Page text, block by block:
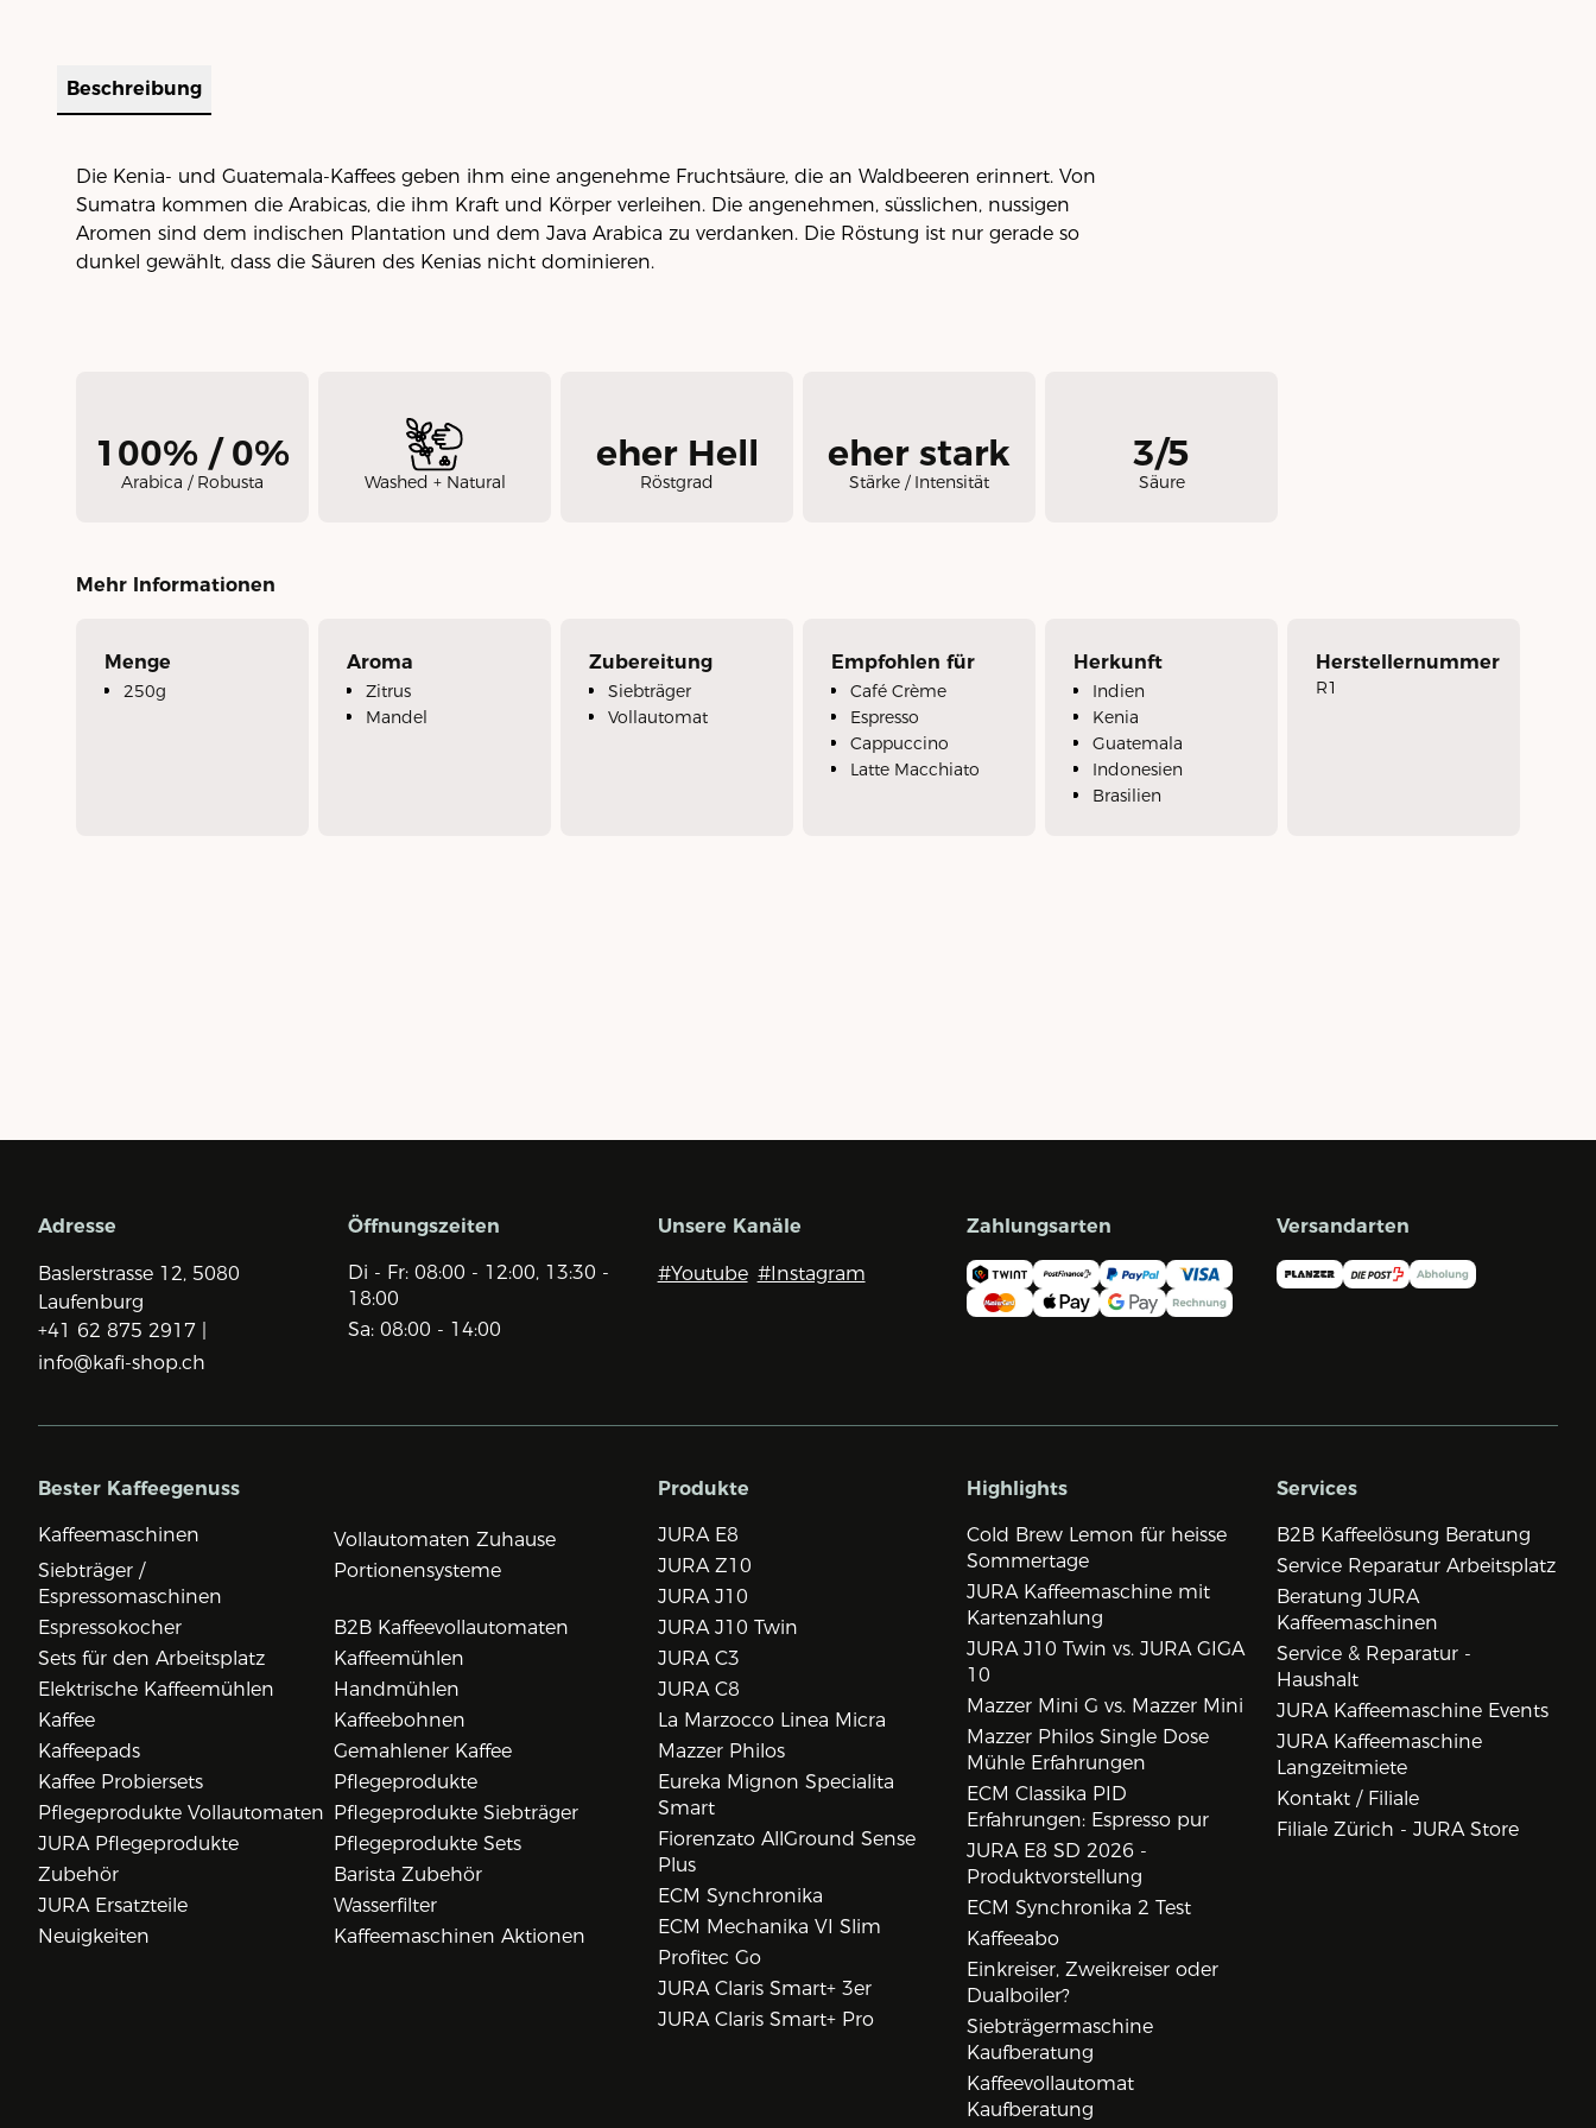
Beschreibung
Die Kenia- und Guatemala-Kaffees geben ihm eine angenehme Fruchtsäure, die an Waldbeeren erinnert. Von
Sumatra kommen die Arabicas, die ihm Kraft und Körper verleihen. Die angenehmen, süsslichen, nussigen
Aromen sind dem indischen Plantation und dem Java Arabica zu verdanken. Die Röstung ist nur gerade so
dunkel gewählt, dass die Säuren des Kenias nicht dominieren.
100% / 0%
Arabica / Robusta Washed + Natural
eher Hell
Röstgrad
eher stark
Stärke / Intensität
3/5
Säure
Mehr Informationen
Menge
250g
Aroma
Zitrus
Mandel
Zubereitung
Siebträger
Vollautomat
Empfohlen für
Café Crème
Espresso
Cappuccino
Latte Macchiato
Herkunft
Indien
Kenia
Guatemala
Indonesien
Brasilien
Herstellernummer
R1
Adresse
Baslerstrasse 12, 5080
Laufenburg
+41 62 875 2917 |
info@kafi-shop.ch
Öffnungszeiten
Di - Fr: 08:00 - 12:00, 13:30 -
18:00
Sa: 08:00 - 14:00
Unsere Kanäle
#Youtube #Instagram
Zahlungsarten Versandarten
Bester Kaffeegenuss
Kaffeemaschinen
Vollautomaten Zuhause
Siebträger /
Espressomaschinen
Portionensysteme
Espressokocher
B2B Kaffeevollautomaten
Sets für den Arbeitsplatz
Kaffeemühlen
Elektrische Kaffeemühlen
Handmühlen
Kaffee
Kaffeebohnen
Kaffeepads
Gemahlener Kaffee
Kaffee Probiersets
Pflegeprodukte
Pflegeprodukte Vollautomaten Pflegeprodukte Siebträger
JURA Pflegeprodukte
Pflegeprodukte Sets
Zubehör
Barista Zubehör
JURA Ersatzteile
Wasserfilter
Neuigkeiten
Kaffeemaschinen Aktionen
Produkte
JURA E8
JURA Z10
JURA J10
JURA J10 Twin
JURA C3
JURA C8
La Marzocco Linea Micra
Mazzer Philos
Eureka Mignon Specialita
Smart
Fiorenzato AllGround Sense
Plus
ECM Synchronika
ECM Mechanika VI Slim
Profitec Go
JURA Claris Smart+ 3er
JURA Claris Smart+ Pro
Highlights
Cold Brew Lemon für heisse
Sommertage
JURA Kaffeemaschine mit
Kartenzahlung
JURA J10 Twin vs. JURA GIGA
10
Mazzer Mini G vs. Mazzer Mini
Mazzer Philos Single Dose
Mühle Erfahrungen
ECM Classika PID
Erfahrungen: Espresso pur
JURA E8 SD 2026 -
Produktvorstellung
ECM Synchronika 2 Test
Kaffeeabo
Einkreiser, Zweikreiser oder
Dualboiler?
Siebträgermaschine
Kaufberatung
Kaffeevollautomat
Kaufberatung
Services
B2B Kaffeelösung Beratung
Service Reparatur Arbeitsplatz
Beratung JURA
Kaffeemaschinen
Service & Reparatur -
Haushalt
JURA Kaffeemaschine Events
JURA Kaffeemaschine
Langzeitmiete
Kontakt / Filiale
Filiale Zürich - JURA Store